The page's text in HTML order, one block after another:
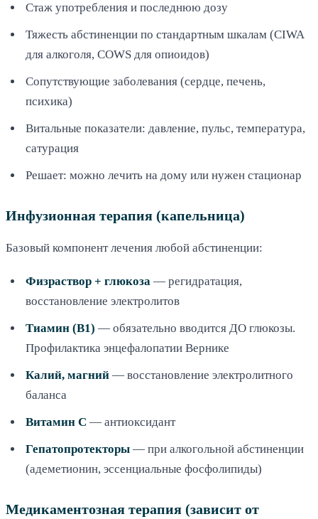
Стаж употребления и последнюю дозу
Тяжесть абстиненции по стандартным шкалам (CIWA
для алкоголя, COWS для опиоидов)
Сопутствующие заболевания (сердце, печень,
психика)
Витальные показатели: давление, пульс, температура,
сатурация
Решает: можно лечить на дому или нужен стационар
Инфузионная терапия (капельница)
Базовый компонент лечения любой абстиненции:
Физраствор + глюкоза — регидратация,
восстановление электролитов
Тиамин (B1) — обязательно вводится ДО глюкозы.
Профилактика энцефалопатии Вернике
Калий, магний — восстановление электролитного
баланса
Витамин C — антиоксидант
Гепатопротекторы — при алкогольной абстиненции
(адеметионин, эссенциальные фосфолипиды)
Медикаментозная терапия (зависит от